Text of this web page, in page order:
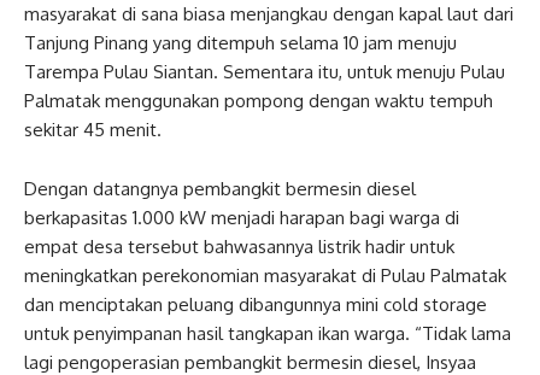
masyarakat di sana biasa menjangkau dengan kapal laut dari
Tanjung Pinang yang ditempuh selama 10 jam menuju
Tarempa Pulau Siantan. Sementara itu, untuk menuju Pulau
Palmatak menggunakan pompong dengan waktu tempuh
sekitar 45 menit.
Dengan datangnya pembangkit bermesin diesel
berkapasitas 1.000 kW menjadi harapan bagi warga di
empat desa tersebut bahwasannya listrik hadir untuk
meningkatkan perekonomian masyarakat di Pulau Palmatak
dan menciptakan peluang dibangunnya mini cold storage
untuk penyimpanan hasil tangkapan ikan warga. “Tidak lama
lagi pengoperasian pembangkit bermesin diesel, Insyaa